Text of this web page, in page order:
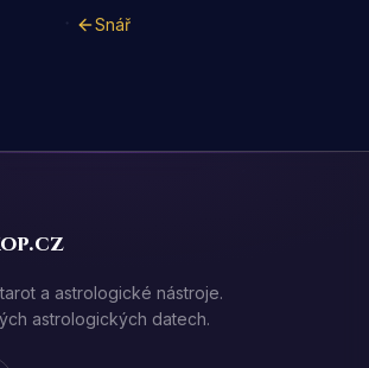
Snář
a astrologické nástroje.
astrologických datech.